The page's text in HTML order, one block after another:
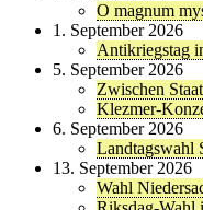
O magnum
1. September 2026
Antikriegstag
5. September 2026
Zwischen
Klezmer-
6. September 2026
Landtagswahl
13. September 2026
Wahl